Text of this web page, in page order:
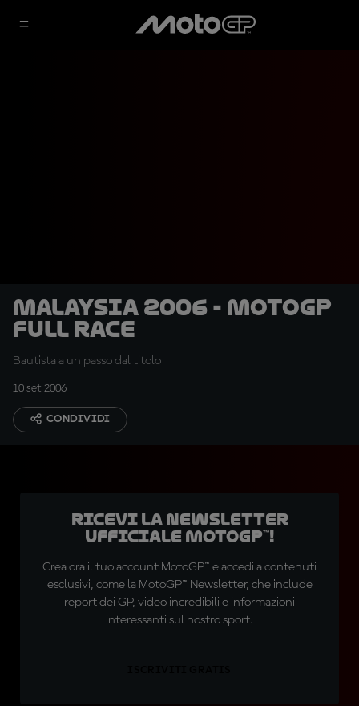
Malaysia 2006 - MotoGP
Full Race
Bautista a un passo dal titolo
10 set 2006
CONDIVIDI
Ricevi la newsletter
ufficiale MotoGP™!
Crea ora il tuo account MotoGP™ e accedi a contenuti
esclusivi, come la MotoGP™ Newsletter, che include
report dei GP, video incredibili e informazioni
interessanti sul nostro sport.